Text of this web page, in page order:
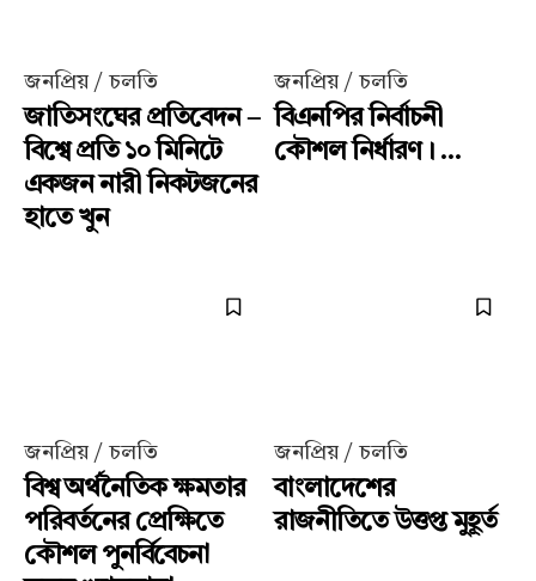
জনপ্রিয় / চলতি
জাতিসংঘের প্রতিবেদন –
বিশ্বে প্রতি ১০ মিনিটে
একজন নারী নিকটজনের
হাতে খুন
জনপ্রিয় / চলতি
বিএনপির নির্বাচনী
কৌশল নির্ধারণ। ...
জনপ্রিয় / চলতি
বিশ্ব অর্থনৈতিক ক্ষমতার
পরিবর্তনের প্রেক্ষিতে
কৌশল পুনর্বিবেচনা
জনপ্রিয় / চলতি
বাংলাদেশের
রাজনীতিতে উত্তপ্ত মুহূর্ত